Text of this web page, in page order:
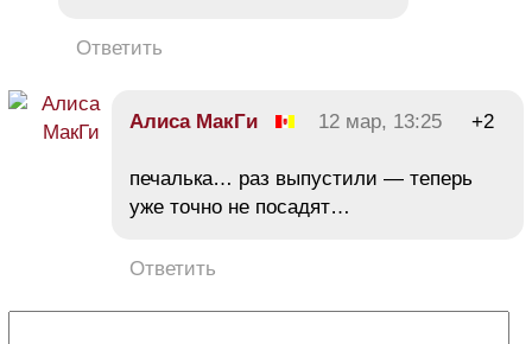
Ответить
Алиса МакГи 12 мар, 13:25 +2
печалька… раз выпустили — теперь
уже точно не посадят…
Ответить